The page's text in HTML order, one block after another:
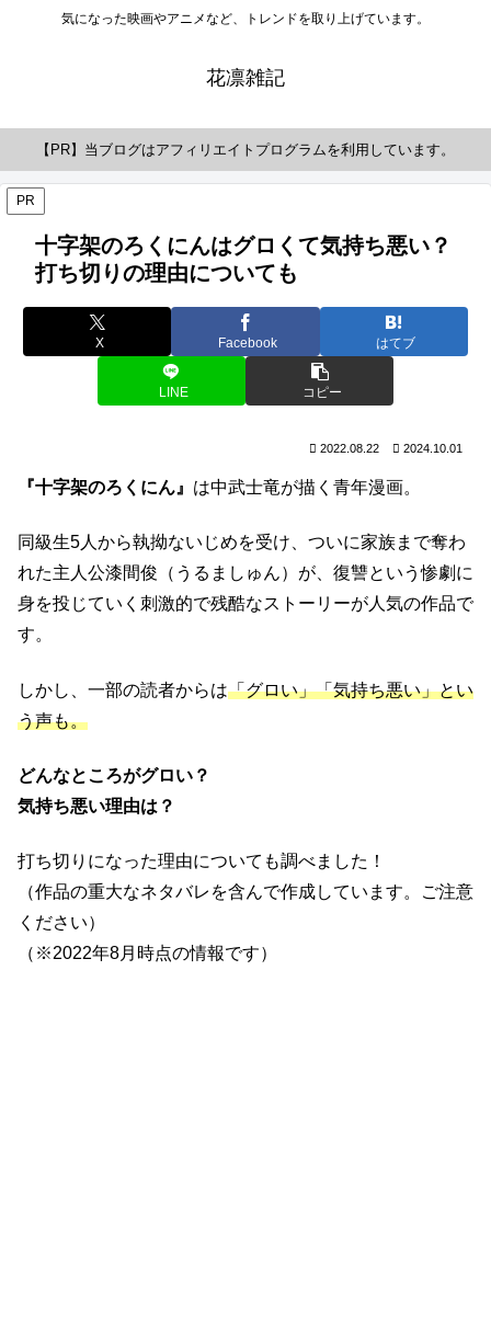
気になった映画やアニメなど、トレンドを取り上げています。
花凛雑記
【PR】当ブログはアフィリエイトプログラムを利用しています。
PR
十字架のろくにんはグロくて気持ち悪い？
打ち切りの理由についても
X Facebook はてブ
LINE コピー
2022.08.22 2024.10.01
『十字架のろくにん』 は中武士竜が描く青年漫画。
同級生5人から執拗ないじめを受け、ついに家族まで奪わ
れた主人公漆間俊（うるましゅん）が、復讐という惨劇に
身を投じていく刺激的で残酷なストーリーが人気の作品で
す。
しかし、一部の読者からは「グロい」「気持ち悪い」とい
う声も。
どんなところがグロい？
気持ち悪い理由は？
打ち切りになった理由についても調べました！
（作品の重大なネタバレを含んで作成しています。ご注意
ください）
（※2022年8月時点の情報です）